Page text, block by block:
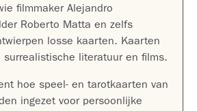
filmmaker Alejandro
Roberto Matta en zelfs
losse kaarten. Kaarten
literatuur en films.
hoe speel- en tarotkaarten van
ingezet voor persoonlijke